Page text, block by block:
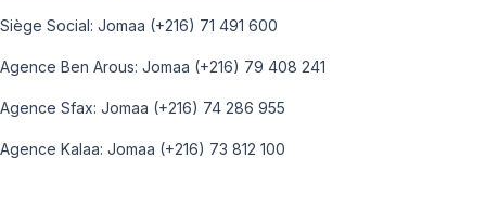
Siège Social: Jomaa (+216) 71 491 600
Agence Ben Arous: Jomaa (+216) 79 408 241
Agence Sfax: Jomaa (+216) 74 286 955
Agence Kalaa: Jomaa (+216) 73 812 100